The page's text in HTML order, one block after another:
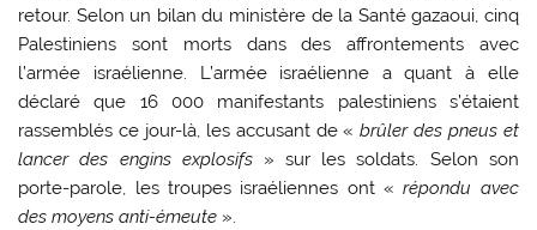
retour. Selon un bilan du ministère de la Santé gazaoui, cinq
Palestiniens sont morts dans des affrontements avec
l’armée israélienne. L’armée israélienne a quant à elle
déclaré que 16 000 manifestants palestiniens s’étaient
rassemblés ce jour-là, les accusant de «brûler des pneus et
lancer des engins explosifs» sur les soldats. Selon son
porte-parole, les troupes israéliennes ont «répondu avec
des moyens anti-émeute ».